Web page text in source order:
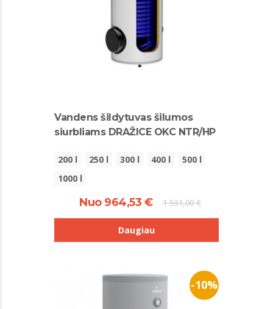
Vandens šildytuvas šilumos
siurbliams DRAŽICE OKC NTR/HP
200 l 250 l 300 l 400 l
500 l
1000 l
Nuo 964,53 € 1 531,00 €
Daugiau
-10%